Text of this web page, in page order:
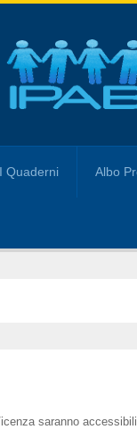
I Quaderni Albo
saranno